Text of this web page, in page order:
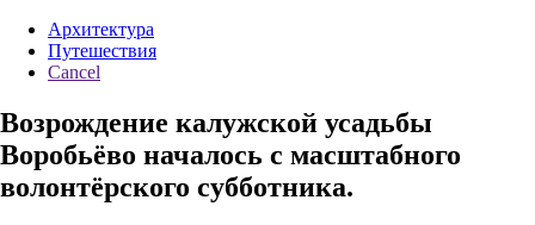
Архитектура
Путешествия
Cancel
Возрождение калужской усадьбы
Воробьёво началось с масштабного
волонтёрского субботника.